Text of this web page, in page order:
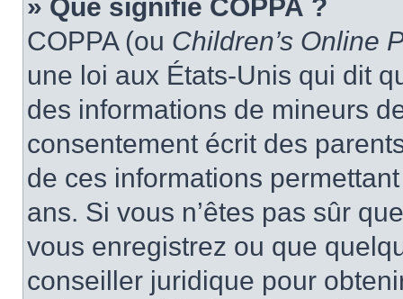
» Que signifie COPPA ?
COPPA (ou Children’s Online
une loi aux États-Unis qui dit
des informations de mineurs
consentement écrit des
de ces informations
ans. Si vous n’êtes pas sûr
vous enregistrez ou que
conseiller juridique pour